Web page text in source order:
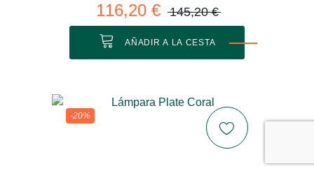
116,20 € 145,20 €
AÑADIR A LA CESTA
-20%